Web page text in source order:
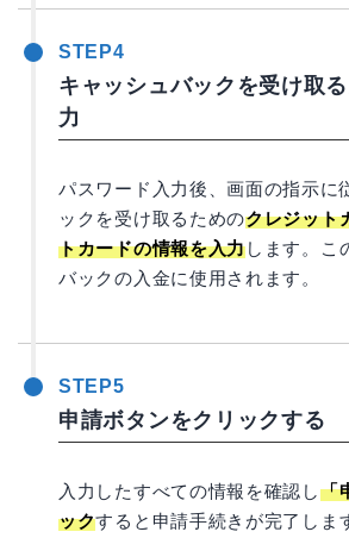
STEP4
キャッシュバックを受け取
力
パスワード入力後、画面の指示に
ックを受け取るためのクレジット
トカードの情報を入力します。こ
バックの入金に使用されます。
STEP5
申請ボタンをクリックする
入力したすべての情報を確認し「
ックすると申請手続きが完了しま